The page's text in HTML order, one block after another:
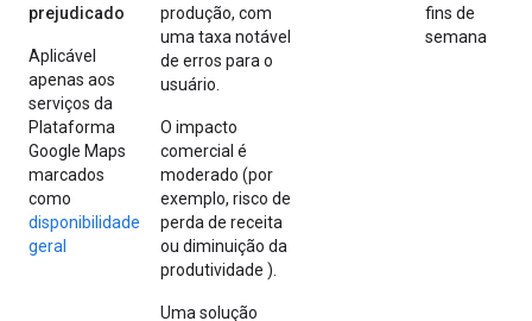
prejudicado
Aplicável
apenas aos
serviços da
Plataforma
Google Maps
marcados
como
disponibilidade
geral
produção, com
uma taxa notável
de erros para o
usuário.
O impacto
comercial é
moderado (por
exemplo, risco de
perda de receita
ou diminuição da
produtividade ).
Uma solução
fins de
semana